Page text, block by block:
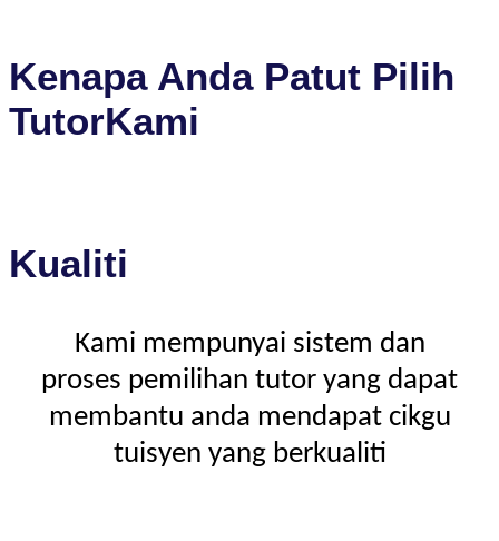
Kenapa Anda Patut Pilih
TutorKami
Kualiti
Kami mempunyai sistem dan
proses pemilihan tutor yang dapat
membantu anda mendapat cikgu
tuisyen yang berkualiti